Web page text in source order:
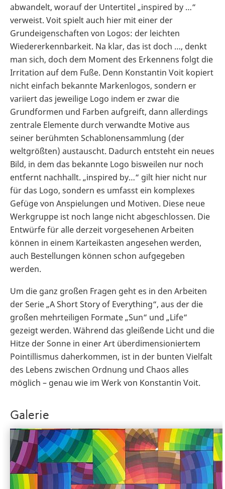
abwandelt, worauf der Untertitel „inspired by …“
verweist. Voit spielt auch hier mit einer der
Grundeigenschaften von Logos: der leichten
Wiedererkennbarkeit. Na klar, das ist doch …, denkt
man sich, doch dem Moment des Erkennens folgt die
Irritation auf dem Fuße. Denn Konstantin Voit kopiert
nicht einfach bekannte Markenlogos, sondern er
variiert das jeweilige Logo indem er zwar die
Grundformen und Farben aufgreift, dann allerdings
zentrale Elemente durch verwandte Motive aus
seiner berühmten Schablonensammlung (der
weltgrößten) austauscht. Dadurch entsteht ein neues
Bild, in dem das bekannte Logo bisweilen nur noch
entfernt nachhallt. „inspired by…“ gilt hier nicht nur
für das Logo, sondern es umfasst ein komplexes
Gefüge von Anspielungen und Motiven. Diese neue
Werkgruppe ist noch lange nicht abgeschlossen. Die
Entwürfe für alle derzeit vorgesehenen Arbeiten
können in einem Karteikasten angesehen werden,
auch Bestellungen können schon aufgegeben
werden.
Um die ganz großen Fragen geht es in den Arbeiten
der Serie „A Short Story of Everything“, aus der die
großen mehrteiligen Formate „Sun“ und „Life“
gezeigt werden. Während das gleißende Licht und die
Hitze der Sonne in einer Art überdimensioniertem
Pointillismus daherkommen, ist in der bunten Vielfalt
des Lebens zwischen Ordnung und Chaos alles
möglich – genau wie im Werk von Konstantin Voit.
Galerie